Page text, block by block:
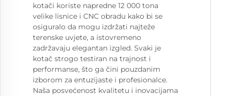
kotači koriste napredne 12 000 tona
velike lisnice i CNC obradu kako bi se
osiguralo da mogu izdržati najteže
terenske uvjete, a istovremeno
zadržavaju elegantan izgled. Svaki je
kotač strogo testiran na trajnost i
performanse, što ga čini pouzdanim
izborom za entuzijaste i profesionalce.
Naša posvećenost kvalitetu i inovacijama